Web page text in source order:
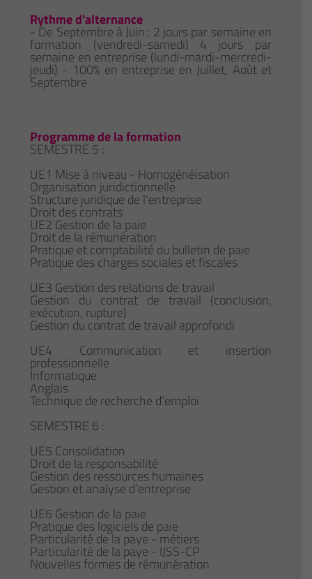
Rythme d'alternance
- De Septembre à Juin : 2 jours par semaine en
formation (vendredi-samedi) 4 jours par
semaine en entreprise (lundi-mardi-mercredi-
jeudi) - 100% en entreprise en Juillet, Août et
Septembre
Programme de la formation
SEMESTRE 5 :
UE1 Mise à niveau - Homogénéisation
Organisation juridictionnelle
Structure juridique de l’entreprise
Droit des contrats
UE2 Gestion de la paie
Droit de la rémunération
Pratique et comptabilité du bulletin de paie
Pratique des charges sociales et fiscales
UE3 Gestion des relations de travail
Gestion du contrat de travail (conclusion,
exécution, rupture)
Gestion du contrat de travail approfondi
UE4 Communication et insertion
professionnelle
Informatique
Anglais
Technique de recherche d’emploi
SEMESTRE 6 :
UE5 Consolidation
Droit de la responsabilité
Gestion des ressources humaines
Gestion et analyse d’entreprise
UE6 Gestion de la paie
Pratique des logiciels de paie
Particularité de la paye - métiers
Particularité de la paye - IJSS-CP
Nouvelles formes de rémunération